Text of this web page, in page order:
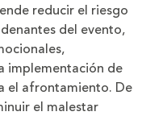
reducir el riesgo
del evento,
implementación de
el afrontamiento. De
el malestar